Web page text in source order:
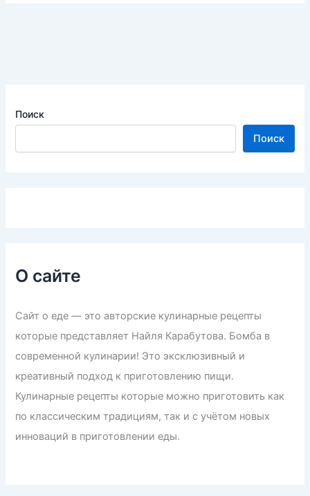
Поиск
Поиск
О сайте
Сайт о еде — это авторские кулинарные рецепты
которые представляет Найля Карабутова. Бомба в
современной кулинарии! Это эксклюзивный и
креативный подход к приготовлению пищи.
Кулинарные рецепты которые можно приготовить как
по классическим традициям, так и с учётом новых
инноваций в приготовлении еды.